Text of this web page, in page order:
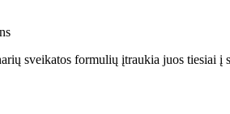
sveikatos formulių įtraukia juos tiesiai į